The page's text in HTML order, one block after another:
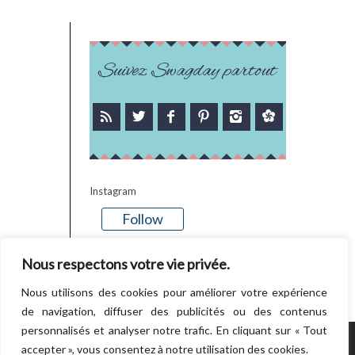
Nous respectons votre vie privée.
Nous utilisons des cookies pour améliorer votre expérience
de navigation, diffuser des publicités ou des contenus
personnalisés et analyser notre trafic. En cliquant sur « Tout
accepter », vous consentez à notre utilisation des cookies.
Suivez Swagday partout
Instagram
Follow